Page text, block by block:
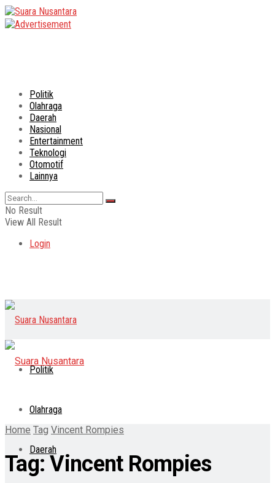
Politik
Olahraga
Daerah
Nasional
Entertainment
Teknologi
Otomotif
Lainnya
No Result
View All Result
Login
Politik
Olahraga
Daerah
Home Tag Vincent Rompies
Tag:Vincent Rompies